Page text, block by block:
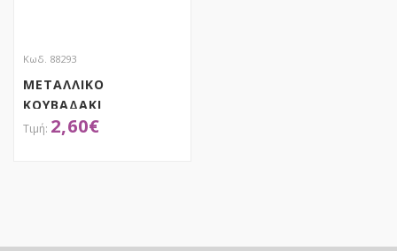
Κωδ. 88293
ΜΕΤΑΛΛΙΚΟ
ΚΟΥΒΑΔΑΚΙ
HALLOWEEN
2,60€